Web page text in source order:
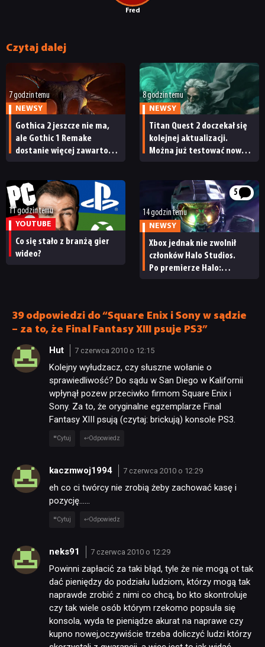
Fred
Czytaj dalej
7 godzin temu
NEWSY
Gothica 2 jeszcze nie ma,
ale Gothic 1 Remake
dostanie więcej zawartości.
8 godzin temu
NEWSY
Titan Quest 2 doczekał się
kolejnej aktualizacji.
Można już testować nową
11 godzin temu
YOUTUBE
Co się stało z branżą gier
wideo?
5
14 godzin temu
NEWSY
Xbox jednak nie zwolnił
członków Halo Studios.
Po premierze Halo:
39 odpowiedzi do “Square Enix i Sony w sądzie
– za to, że Final Fantasy XIII psuje PS3”
Hut 7 czerwca 2010 o 12:15
Kolejny wyłudzacz, czy słuszne wołanie o
sprawiedliwość? Do sądu w San Diego w Kalifornii
wpłynął pozew przeciwko firmom Square Enix i
Sony. Za to, że oryginalne egzemplarze Final
Fantasy XIII psują (czytaj: brickują) konsole PS3.
Cytuj Odpowiedz
kaczmwoj1994 7 czerwca 2010 o 12:29
eh co ci twórcy nie zrobią żeby zachować kasę i
pozycję……
Cytuj Odpowiedz
neks91 7 czerwca 2010 o 12:29
Powinni zapłacić za taki błąd, tyle że nie mogą ot tak
dać pieniędzy do podziału ludziom, którzy mogą tak
naprawde zrobić z nimi co chcą, bo kto skontroluje
czy tak wiele osób którym rzekomo popsuła się
konsola, wyda te pieniądze akurat na naprawe czy
kupno nowej,oczywiście trzeba doliczyć ludzi którzy